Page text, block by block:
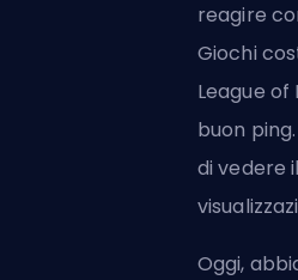
reagire
Giochi
League
buon
di vedere
Oggi,